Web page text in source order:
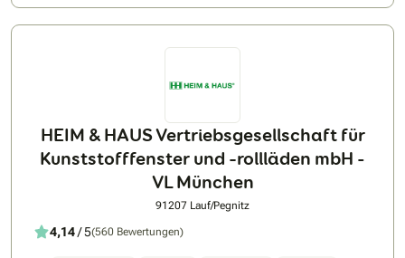
HEIM & HAUS Vertriebsgesellschaft für
Kunststofffenster und –rollläden mbH -
VL München
91207 Lauf/Pegnitz
4,14/ 5(560 Bewertungen)